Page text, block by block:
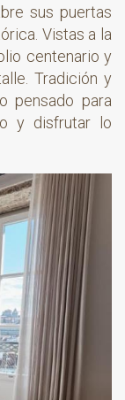
sus puertas
Vistas a la
centenario y
Tradición y
pensado para
y disfrutar lo